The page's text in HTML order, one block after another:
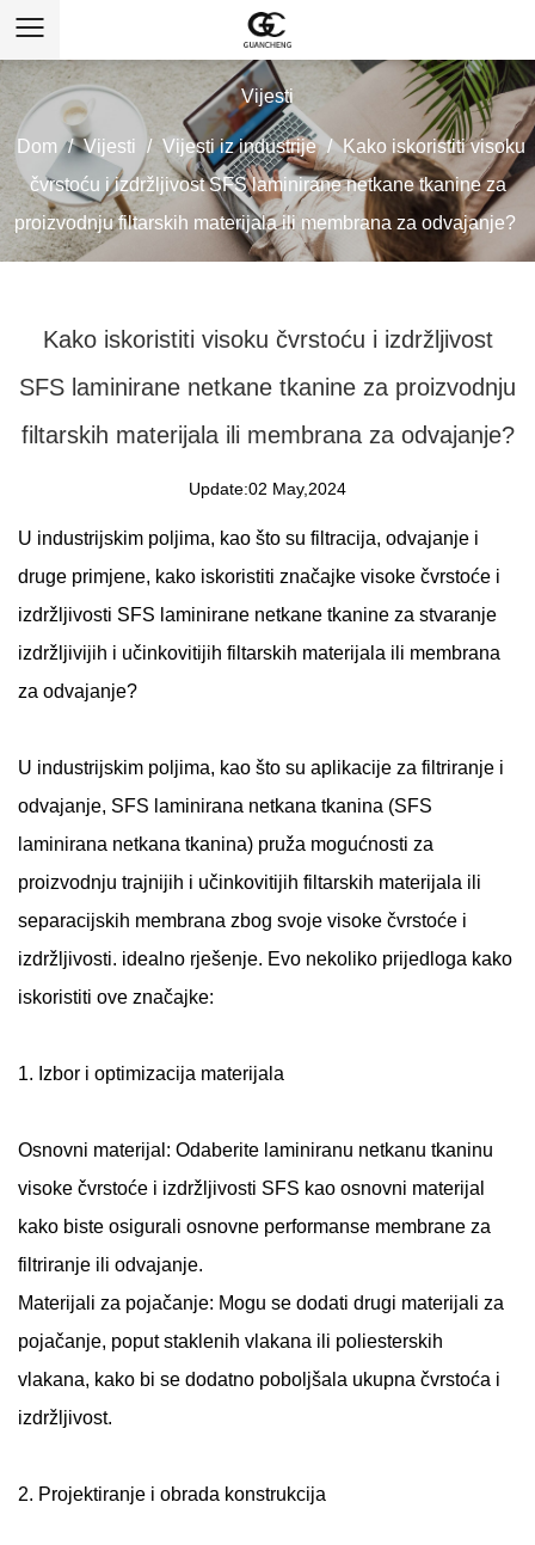
Vijesti
Dom / Vijesti / Vijesti iz industrije / Kako iskoristiti visoku
čvrstoću i izdržljivost SFS laminirane netkane tkanine za
proizvodnju filtarskih materijala ili membrana za odvajanje?
Kako iskoristiti visoku čvrstoću i izdržljivost
SFS laminirane netkane tkanine za proizvodnju
filtarskih materijala ili membrana za odvajanje?
Update:02 May,2024
U industrijskim poljima, kao što su filtracija, odvajanje i
druge primjene, kako iskoristiti značajke visoke čvrstoće i
izdržljivosti SFS laminirane netkane tkanine za stvaranje
izdržljivijih i učinkovitijih filtarskih materijala ili membrana
za odvajanje?
U industrijskim poljima, kao što su aplikacije za filtriranje i
odvajanje, SFS laminirana netkana tkanina (SFS
laminirana netkana tkanina) pruža mogućnosti za
proizvodnju trajnijih i učinkovitijih filtarskih materijala ili
separacijskih membrana zbog svoje visoke čvrstoće i
izdržljivosti. idealno rješenje. Evo nekoliko prijedloga kako
iskoristiti ove značajke:
1. Izbor i optimizacija materijala
Osnovni materijal: Odaberite laminiranu netkanu tkaninu
visoke čvrstoće i izdržljivosti SFS kao osnovni materijal
kako biste osigurali osnovne performanse membrane za
filtriranje ili odvajanje.
Materijali za pojačanje: Mogu se dodati drugi materijali za
pojačanje, poput staklenih vlakana ili poliesterskih
vlakana, kako bi se dodatno poboljšala ukupna čvrstoća i
izdržljivost.
2. Projektiranje i obrada konstrukcija